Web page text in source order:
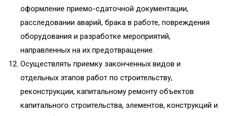
оформление приемо-сдаточной документации,
расследовании аварий, брака в работе, повреждения
оборудования и разработке мероприятий,
направленных на их предотвращение.
Осуществлять приемку законченных видов и
отдельных этапов работ по строительству,
реконструкции, капитальному ремонту объектов
капитального строительства, элементов, конструкций и